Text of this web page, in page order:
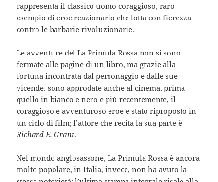
rappresenta il classico uomo coraggioso, raro
esempio di eroe reazionario che lotta con fierezza
contro le barbarie rivoluzionarie.
Le avventure del La Primula Rossa non si sono
fermate alle pagine di un libro, ma grazie alla
fortuna incontrata dal personaggio e dalle sue
vicende, sono approdate anche al cinema, prima
quello in bianco e nero e più recentemente, il
coraggioso e avventuroso eroe è stato riproposto in
un ciclo di film; l’attore che recita la sua parte è
Richard E. Grant.
Nel mondo anglosassone, La Primula Rossa è ancora
molto popolare, in Italia, invece, non ha avuto la